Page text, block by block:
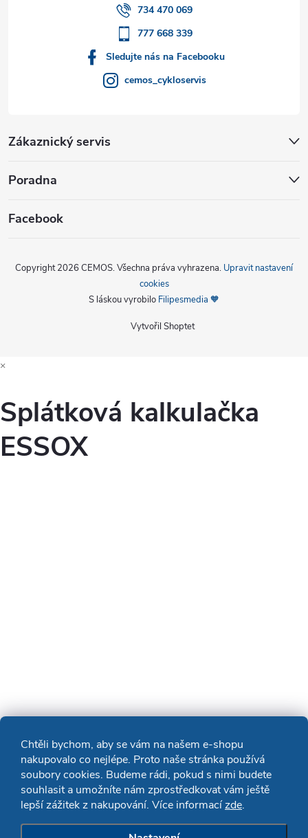
Chtěli bychom, aby se vám na našem e-shopu
nakupovalo co nejlépe. Proto naše stránka používá
soubory cookies. Budeme rádi, pokud s nimi budete
souhlasit a umožníte nám zprostředkovat vám ještě
lepší zážitek z nakupování. Více informacízde.
734 470 069
777 668 339
Sledujte nás na Facebooku
cemos_cykloservis
Zákaznický servis
Poradna
Facebook
Vytvořil Shoptet
Copyright 2026 CEMOS. Všechna práva vyhrazena. Upravit nastavení
cookies
S láskou vyrobilo Filipesmedia 🧡
×
Splátková kalkulačka
ESSOX